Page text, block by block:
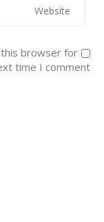
this browser for
time I comment.